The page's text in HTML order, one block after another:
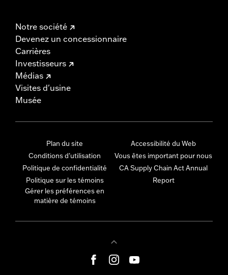
Notre société
Devenez un concessionnaire
Carrières
Investisseurs
Médias
Visites d'usine
Musée
Plan du site
Conditions d'utilisation
Politique de confidentialité
Politique sur les témoins
Gérer les préférences en
matière de témoins
Accessibilité du Web
Vous êtes important pour nous
CA Supply Chain Act Annual
Report